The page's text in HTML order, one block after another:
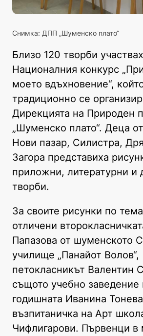
Снимка: ДПП „Шуменско плато“
Близо 120 творби
Националния конкурс
моето вдъхновение“,
традиционно се
Дирекцията на Природен
„Шуменско плато“. Деца
Нови пазар, Силистра,
Загора представиха
приложни, литературни и
творби.
За своите рисунки по
отличени
Папазова от шуменското
училище „Панайот Волов“,
петокласникът Валентин
същото учебно заведение
годишната Иванина
възпитаничка на Арт
Чифлигарови. Първенци в